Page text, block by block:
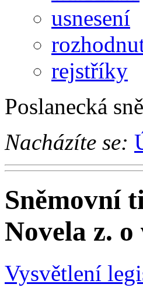
usnesení
rejstříky
Poslanecká
Nacházíte se:
Sněmovní
Novela z.
Vysvětlení